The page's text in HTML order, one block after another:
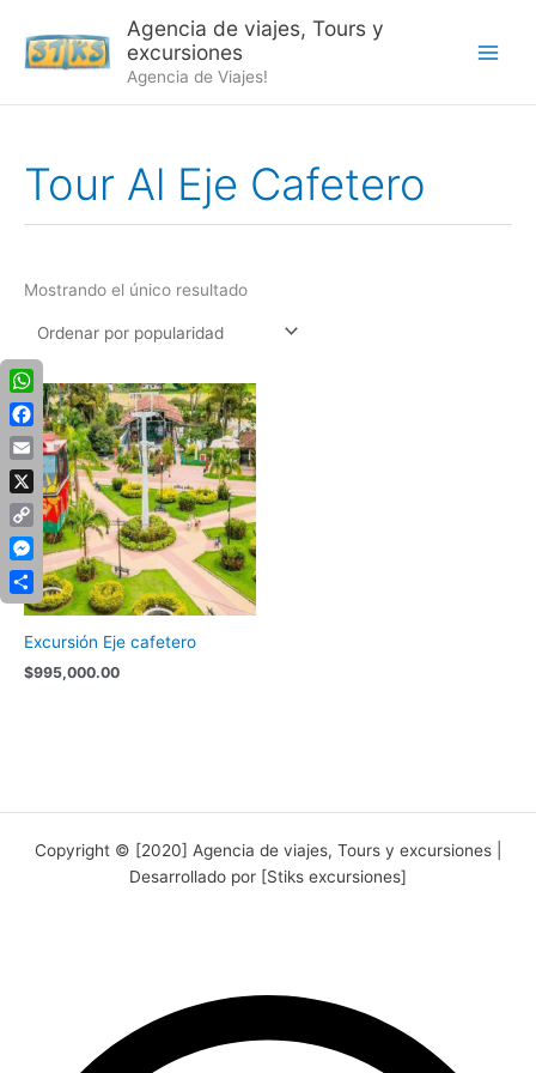
contenido
Agencia de viajes, Tours y
excursiones
Agencia de Viajes!
Tour Al Eje Cafetero
Mostrando el único resultado
Excursión Eje cafetero
$995,000.00
Copyright © [2020] Agencia de viajes, Tours y excursiones |
Desarrollado por [Stiks excursiones]
WhatsApp
Facebook
Email
X
Copy
Link
Messenger
Compartir